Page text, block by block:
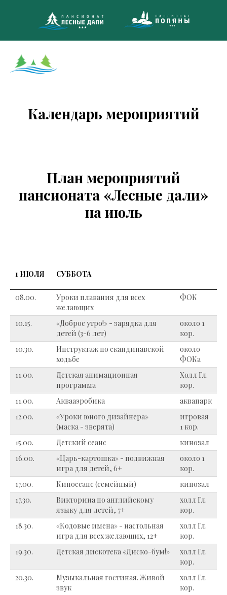
Календарь мероприятий
План мероприятий
пансионата «Лесные дали»
на июль
1 ИЮЛЯ СУББОТА
08.00.
Уроки плавания для всех
желающих
ФОК
10.15.
«Доброе утро!» - зарядка для
детей (3-6 лет)
около 1
кор.
10.30.
Инструктаж по скандинавской
ходьбе
около
ФОКа
11.00.
Детская анимационная
программа
Холл Гл.
кор.
11.00.
Аквааэробика
аквапарк
12.00.
«Уроки юного дизайнера»
(маска - зверята)
игровая
1 кор.
15.00.
Детский сеанс
кинозал
16.00.
«Царь-картошка» - подвижная
игра для детей, 6+
около 1
кор.
17.00.
Киносеанс (семейный)
кинозал
17.30.
Викторина по английскому
языку для детей, 7+
холл Гл.
кор.
18.30.
«Кодовые имена» - настольная
игра для всех желающих, 12+
холл Гл.
кор.
19.30.
Детская дискотека «Диско-бум!»
холл Гл.
кор.
20.30.
Музыкальная гостиная. Живой
звук
холл Гл.
кор.